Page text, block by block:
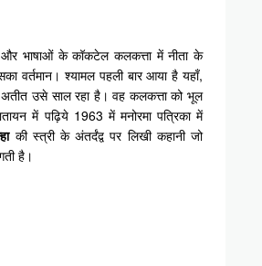
और भाषाओं के कॉकटेल कलकत्ता में नीता के
वर्तमान। श्यामल पहली बार आया है यहाँ,
अतीत उसे साल रहा है। वह कलकत्ता को भूल
में पढ़िये 1963 में मनोरमा पत्रिका में
की स्त्री के अंतर्दंद्व पर लिखी कहानी जो
है।